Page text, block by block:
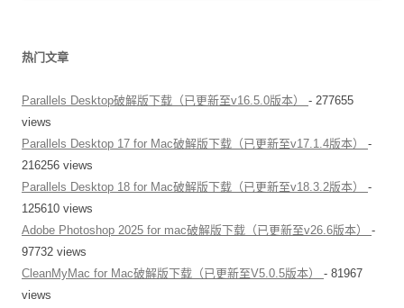
热门文章
Parallels Desktop破解版下载（已更新至v16.5.0版本） - 277655
views
Parallels Desktop 17 for Mac破解版下载（已更新至v17.1.4版本） -
216256 views
Parallels Desktop 18 for Mac破解版下载（已更新至v18.3.2版本） -
125610 views
Adobe Photoshop 2025 for mac破解版下载（已更新至v26.6版本） -
97732 views
CleanMyMac for Mac破解版下载（已更新至V5.0.5版本） - 81967
views